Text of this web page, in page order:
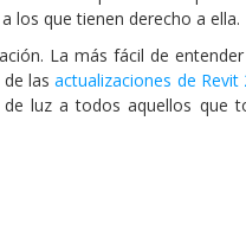
los que tienen derecho a ella.
La más fácil de
de lasactualizaciones de Revit
luz a todos aquellos que